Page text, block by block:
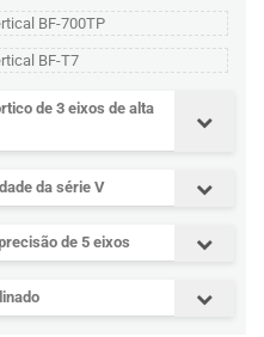
BF-700TP
BF-T7
de 3 eixos de alta
da série V
de 5 eixos